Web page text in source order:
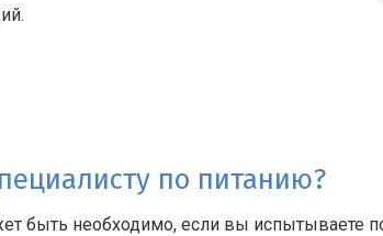
по питанию?
быть необходимо, если вы испытываете